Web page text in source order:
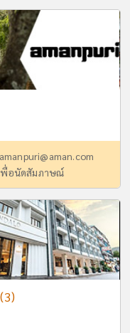
พื่อนัดสัมภาษณ์
(3)